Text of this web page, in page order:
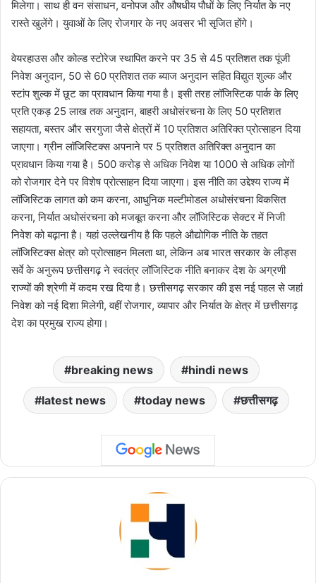
मिलेगा। साथ ही वन संसाधन, वनोपज और औषधीय पौधों के लिए निर्यात के नए
रास्ते खुलेंगे। युवाओं के लिए रोजगार के नए अवसर भी सृजित होंगे।
वेयरहाउस और कोल्ड स्टोरेज स्थापित करने पर 35 से 45 प्रतिशत तक पूंजी
निवेश अनुदान, 50 से 60 प्रतिशत तक ब्याज अनुदान सहित विद्युत शुल्क और
स्टांप शुल्क में छूट का प्रावधान किया गया है। इसी तरह लॉजिस्टिक पार्क के लिए
प्रति एकड़ 25 लाख तक अनुदान, बाहरी अधोसंरचना के लिए 50 प्रतिशत
सहायता, बस्तर और सरगुजा जैसे क्षेत्रों में 10 प्रतिशत अतिरिक्त प्रोत्साहन दिया
जाएगा। ग्रीन लॉजिस्टिक्स अपनाने पर 5 प्रतिशत अतिरिक्त अनुदान का
प्रावधान किया गया है। 500 करोड़ से अधिक निवेश या 1000 से अधिक लोगों
को रोजगार देने पर विशेष प्रोत्साहन दिया जाएगा। इस नीति का उद्देश्य राज्य में
लॉजिस्टिक लागत को कम करना, आधुनिक मल्टीमोडल अधोसंरचना विकसित
करना, निर्यात अधोसंरचना को मजबूत करना और लॉजिस्टिक सेक्टर में निजी
निवेश को बढ़ाना है। यहां उल्लेखनीय है कि पहले औद्योगिक नीति के तहत
लॉजिस्टिक्स क्षेत्र को प्रोत्साहन मिलता था, लेकिन अब भारत सरकार के लीड्स
सर्वे के अनुरूप छत्तीसगढ़ ने स्वतंत्र लॉजिस्टिक नीति बनाकर देश के अग्रणी
राज्यों की श्रेणी में कदम रख दिया है। छत्तीसगढ़ सरकार की इस नई पहल से जहां
निवेश को नई दिशा मिलेगी, वहीं रोजगार, व्यापार और निर्यात के क्षेत्र में छत्तीसगढ़
देश का प्रमुख राज्य होगा।
breaking news hindi news
latest news today news छत्तीसगढ़